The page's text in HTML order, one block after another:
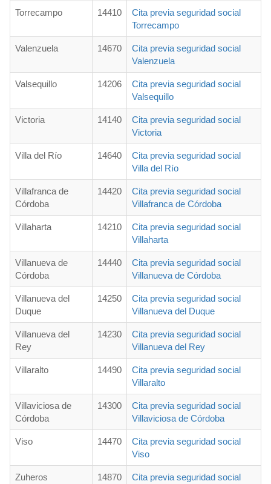
Torrecampo 14410
Cita previa seguridad social
Torrecampo
Valenzuela 14670
Cita previa seguridad social
Valenzuela
Valsequillo 14206
Cita previa seguridad social
Valsequillo
Victoria 14140
Cita previa seguridad social
Victoria
Villa del Río 14640
Cita previa seguridad social
Villa del Río
Villafranca de
Córdoba
14420
Cita previa seguridad social
Villafranca de Córdoba
Villaharta 14210
Cita previa seguridad social
Villaharta
Villanueva de
Córdoba
14440
Cita previa seguridad social
Villanueva de Córdoba
Villanueva del
Duque
14250
Cita previa seguridad social
Villanueva del Duque
Villanueva del
Rey
14230
Cita previa seguridad social
Villanueva del Rey
Villaralto 14490
Cita previa seguridad social
Villaralto
Villaviciosa de
Córdoba
14300
Cita previa seguridad social
Villaviciosa de Córdoba
Viso 14470
Cita previa seguridad social
Viso
Zuheros 14870
Cita previa seguridad social